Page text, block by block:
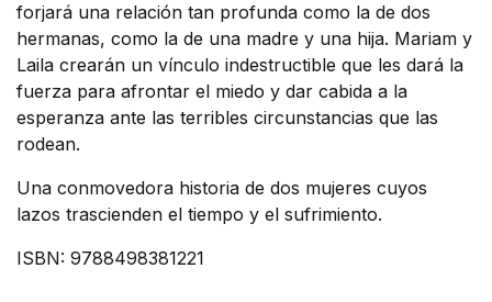
forjará una relación tan profunda como la de dos
hermanas, como la de una madre y una hija. Mariam y
Laila crearán un vínculo indestructible que les dará la
fuerza para afrontar el miedo y dar cabida a la
esperanza ante las terribles circunstancias que las
rodean.
Una conmovedora historia de dos mujeres cuyos
lazos trascienden el tiempo y el sufrimiento.
ISBN: 9788498381221